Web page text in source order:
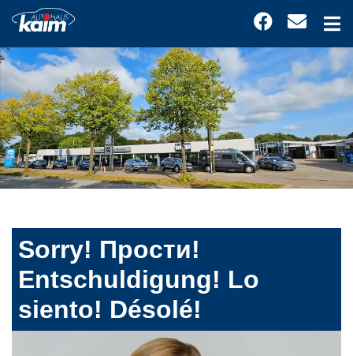
Sorry! Прости!
Entschuldigung! Lo
siento! Désolé!